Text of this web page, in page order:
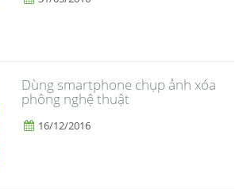
Dùng smartphone chụp ảnh xóa
phông nghệ thuật
16/12/2016